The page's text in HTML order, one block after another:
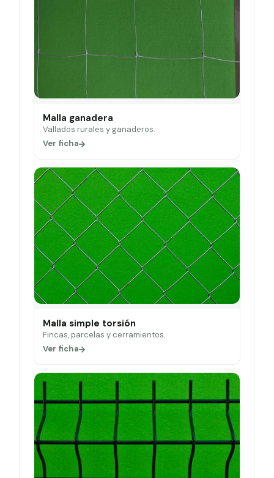
Malla ganadera
Vallados rurales y ganaderos.
Ver ficha
Malla simple torsión
Fincas, parcelas y cerramientos.
Ver ficha